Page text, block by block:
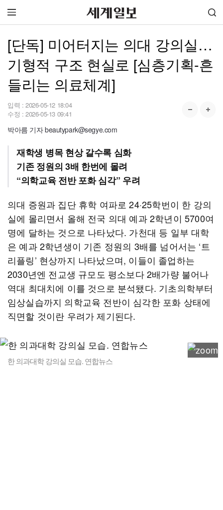
[단독] 미어터지는 의대 강의실…
기형적 구조 현실로 [심층기획-흔
들리는 의료체계]
입력 : 2026-05-12 18:04
수정 : 2026-05-13 09:41
박아름 기자 beautypark@segye.com
재학생 병목 현상 갈수록 심화
기존 정원의 3배 한번에 몰려
“의학교육 전반 포화 심각” 우려
의대 증원과 집단 휴학 여파로 24·25학번이 한 강의
실에 몰리면서 올해 전국 의대 예과 2학년이 5700여
명에 달하는 것으로 나타났다. 가천대 등 일부 대학
은 예과 2학년생이 기존 정원의 3배를 넘어서는 ‘트
리플링’ 현상까지 나타났으며, 이들이 졸업하는
2030년엔 전교생 규모도 평소보다 2배가량 불어나
역대 최대치에 이를 것으로 분석됐다. 기초의학부터
임상실습까지 의학교육 전반이 심각한 포화 상태에
직면할 것이란 우려가 제기된다.
한 의과대학 강의실 모습. 연합뉴스